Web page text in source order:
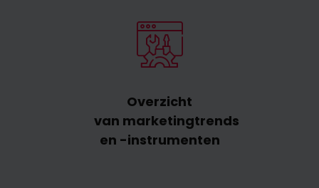
Overzicht
van marketingtrends
en -instrumenten